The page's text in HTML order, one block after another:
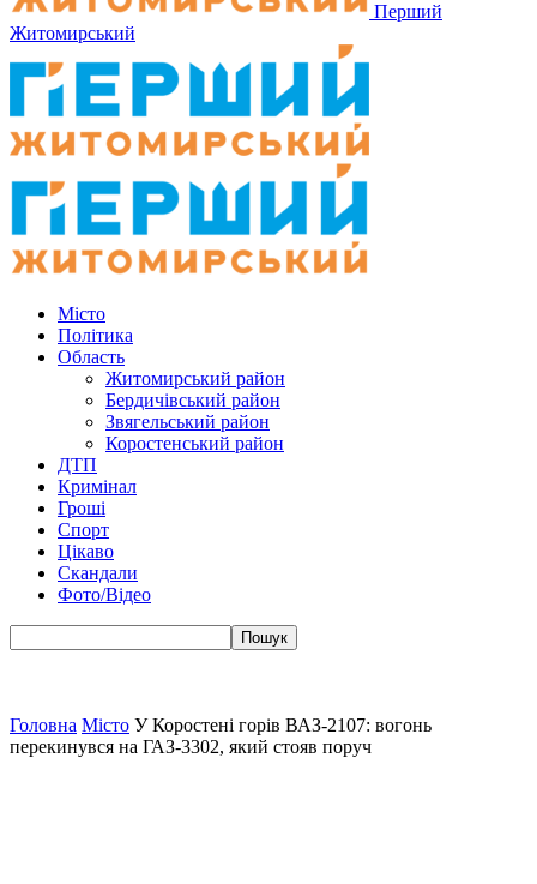
Перший
Житомирський
Місто
Політика
Область
Житомирський район
Бердичівський район
Звягельський район
Коростенський район
ДТП
Кримінал
Гроші
Спорт
Цікаво
Скандали
Фото/Відео
Головна Місто У Коростені горів ВАЗ-2107: вогонь
перекинувся на ГАЗ-3302, який стояв поруч